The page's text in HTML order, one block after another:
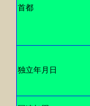
首都
独立年月日